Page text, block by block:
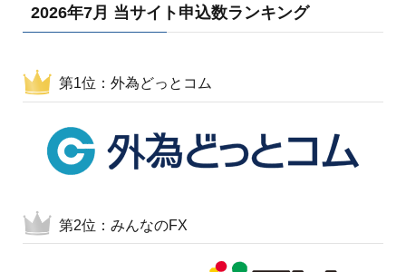
2026年7月 当サイト申込数ランキング
第1位：外為どっとコム
第2位：みんなのFX